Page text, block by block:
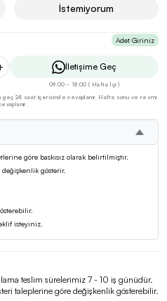
göre baskısız olarak belirtilmiştir.
gösterir.
isteyiniz.
İstemiyorum
Adet Giriniz
İletişime Geç
09:00 - 18:00 ( Hafta İçi )
24 saat içerisinde cevaplanır. Hafta sonu ve resmi
teslim sürelerimiz 7 - 10 iş günüdür.
taleplerine göre değişkenlik gösterebilir.